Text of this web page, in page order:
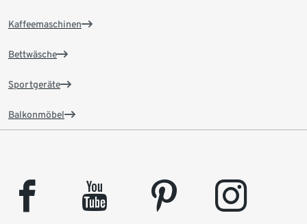
Kaffeemaschinen
Bettwäsche
Sportgeräte
Balkonmöbel
facebook youtube pinterest instagram